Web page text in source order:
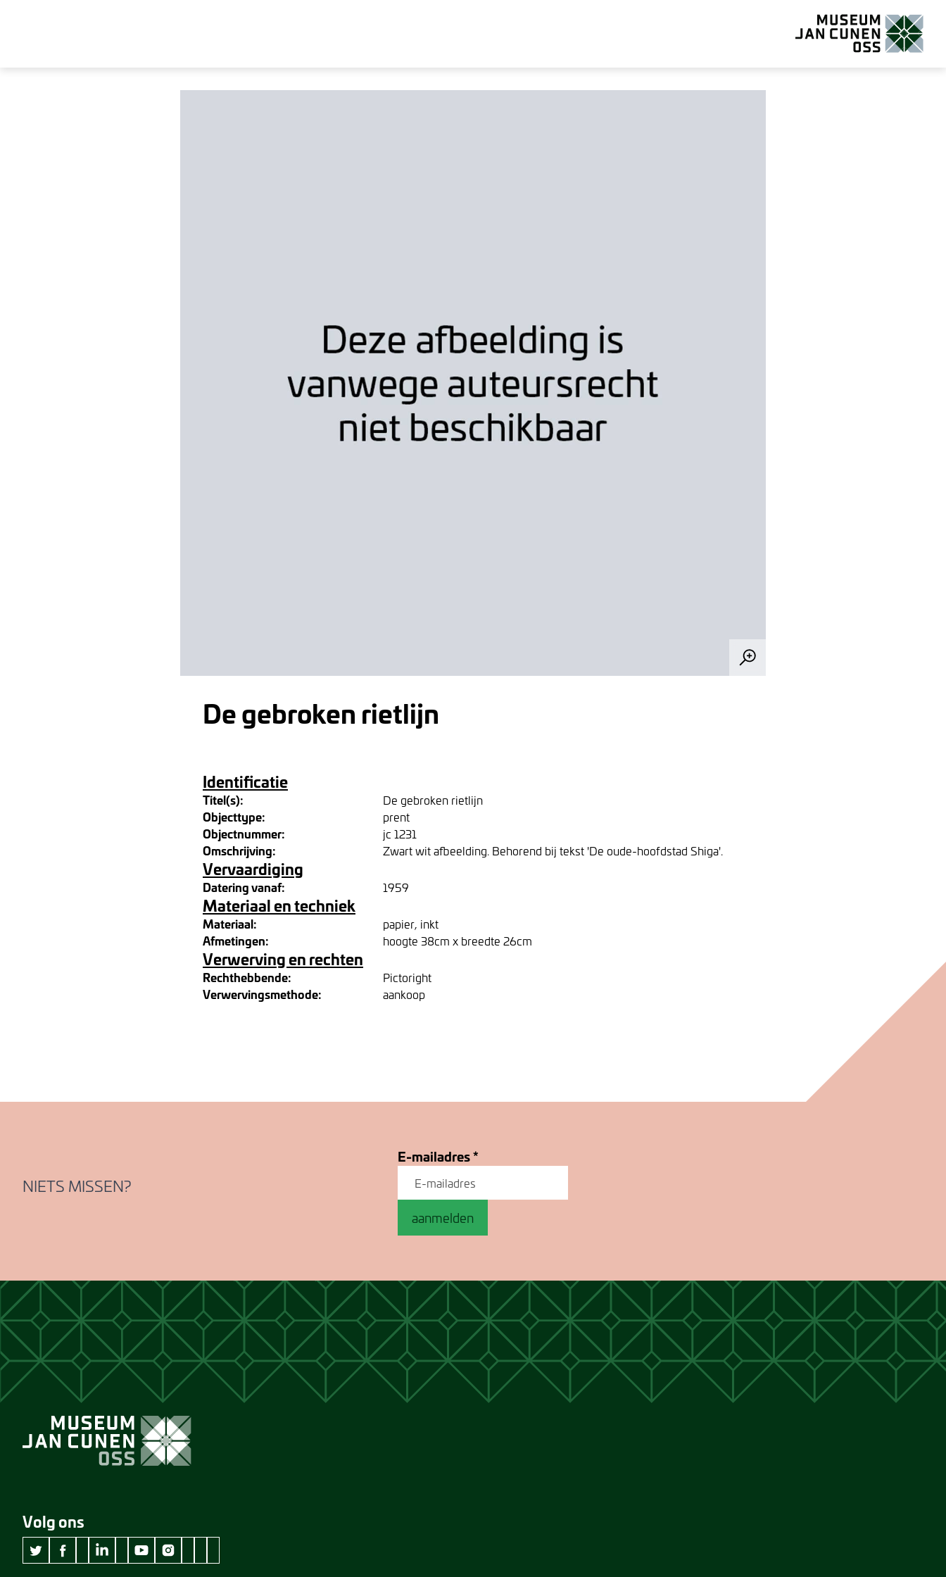
De gebroken rietlijn
Identificatie
Titel(s): De gebroken rietlijn
Objecttype: prent
Objectnummer: jc 1231
Omschrijving: Zwart wit afbeelding. Behorend bij tekst 'De oude-hoofdstad Shiga'.
Vervaardiging
Datering vanaf: 1959
Materiaal en techniek
Materiaal: papier, inkt
Afmetingen: hoogte 38cm x breedte 26cm
Verwerving en rechten
Rechthebbende: Pictoright
Verwervingsmethode: aankoop
NIETS MISSEN?
E-mailadres*
aanmelden
Volg ons
twitter Museum Jan Cunen
facebook Museum Jan Cunen
wikipedia Museum Jan Cunen
linkedin Museum Jan Cunen
googleplus Museum Jan Cunen
youtube Museum Jan Cunen
instagram Museum Jan Cunen